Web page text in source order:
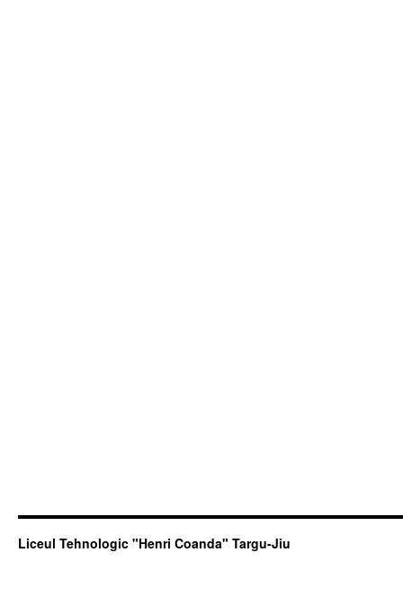
Liceul Tehnologic "Henri Coanda" Targu-Jiu